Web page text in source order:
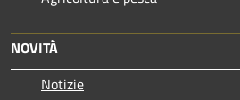
NOVITÀ
Notizie